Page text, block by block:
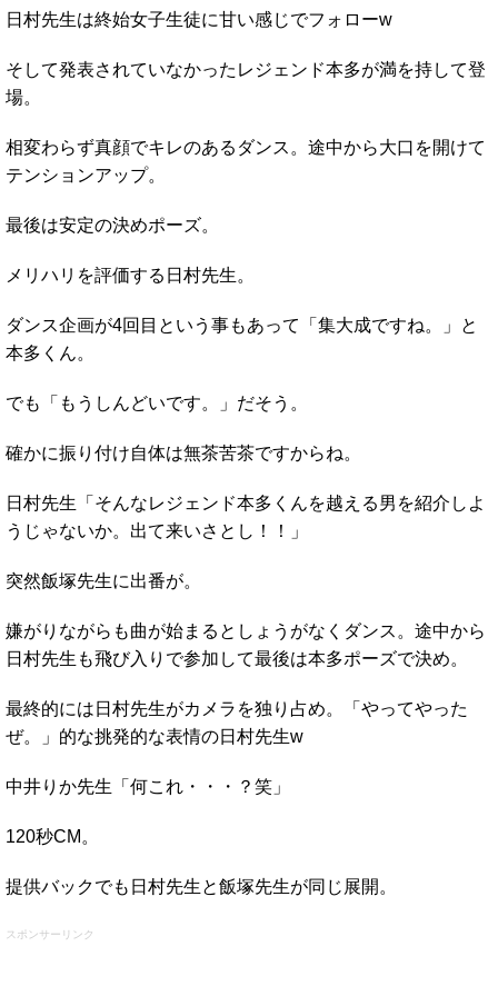
日村先生は終始女子生徒に甘い感じでフォローw
そして発表されていなかったレジェンド本多が満を持して登
場。
相変わらず真顔でキレのあるダンス。途中から大口を開けて
テンションアップ。
最後は安定の決めポーズ。
メリハリを評価する日村先生。
ダンス企画が4回目という事もあって「集大成ですね。」と
本多くん。
でも「もうしんどいです。」だそう。
確かに振り付け自体は無茶苦茶ですからね。
日村先生「そんなレジェンド本多くんを越える男を紹介しよ
うじゃないか。出て来いさとし！！」
突然飯塚先生に出番が。
嫌がりながらも曲が始まるとしょうがなくダンス。途中から
日村先生も飛び入りで参加して最後は本多ポーズで決め。
最終的には日村先生がカメラを独り占め。「やってやった
ぜ。」的な挑発的な表情の日村先生w
中井りか先生「何これ・・・？笑」
120秒CM。
提供バックでも日村先生と飯塚先生が同じ展開。
スポンサーリンク